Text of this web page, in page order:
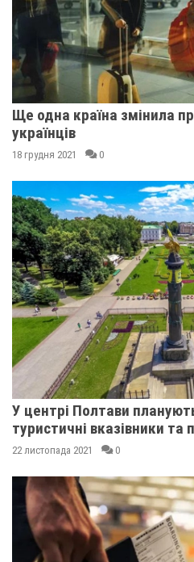
Ще одна країна змінила
українців
18 грудня 2021 0
У центрі Полтави
туристичні вказівники та
22 листопада 2021 0